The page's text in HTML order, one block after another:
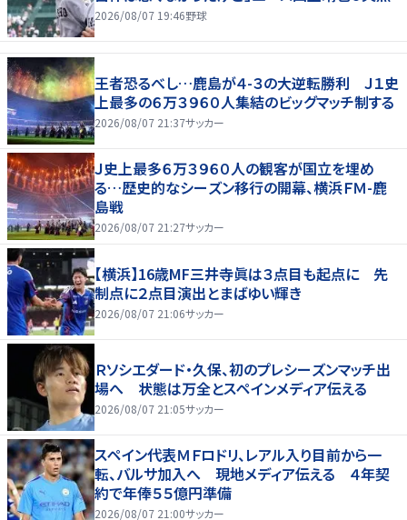
2026/08/07 19:46野球
王者恐るべし…鹿島が４-３の大逆転勝利 Ｊ１史
上最多の６万３９６０人集結のビッグマッチ制する
2026/08/07 21:37サッカー
Ｊ史上最多６万３９６０人の観客が国立を埋め
る…歴史的なシーズン移行の開幕、横浜ＦＭ-鹿
島戦
2026/08/07 21:27サッカー
【横浜】16歳MF三井寺眞は３点目も起点に 先
制点に２点目演出とまばゆい輝き
2026/08/07 21:06サッカー
Ｒソシエダード・久保、初のプレシーズンマッチ出
場へ 状態は万全とスペインメディア伝える
2026/08/07 21:05サッカー
スペイン代表ＭＦロドリ、レアル入り目前から一
転、バルサ加入へ 現地メディア伝える ４年契
約で年俸５５億円準備
2026/08/07 21:00サッカー